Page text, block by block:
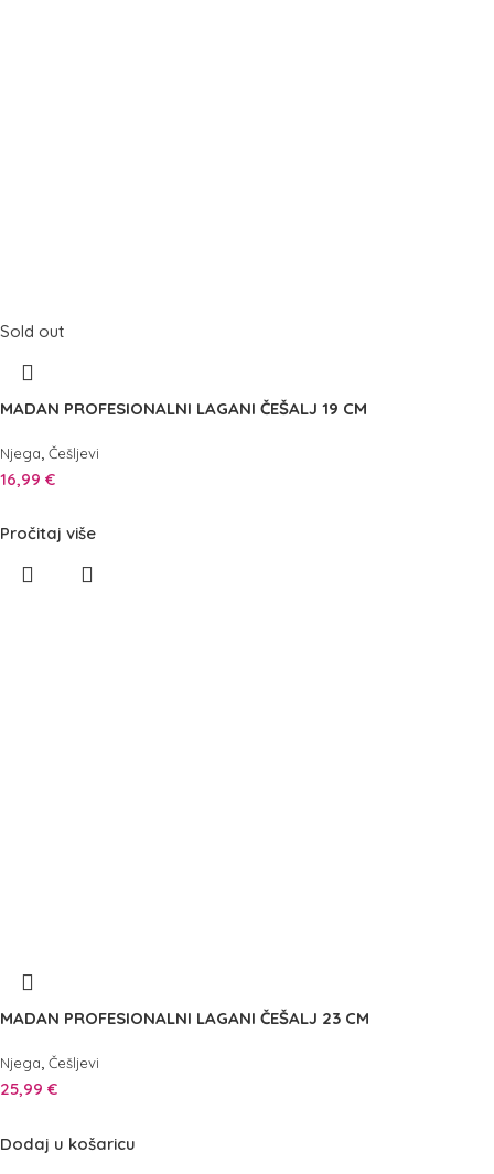
Sold out
MADAN PROFESIONALNI LAGANI ČEŠALJ 19 CM
Njega Češljevi
16,99 €
Pročitaj više
MADAN PROFESIONALNI LAGANI ČEŠALJ 23 CM
Njega, Češljevi
25,99 €
Dodaj u košaricu